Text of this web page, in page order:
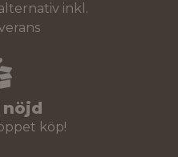
inkl.
nöjd
köp!